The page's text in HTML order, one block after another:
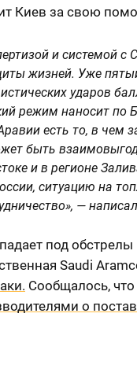
Киев за свою
и системой с
жизней. Уже
ударов
режим наносит по
есть то, в чем
быть
и в регионе
ситуацию на
—
под
Saudi
Сообщалось,
о